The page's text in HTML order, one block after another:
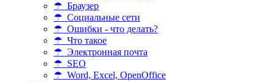
☂ Браузер
☂ Социальные сети
☂ Ошибки - что делать?
☂ Что такое
☂ Электронная почта
☂ SEO
☂ Word, Excel, OpenOffice